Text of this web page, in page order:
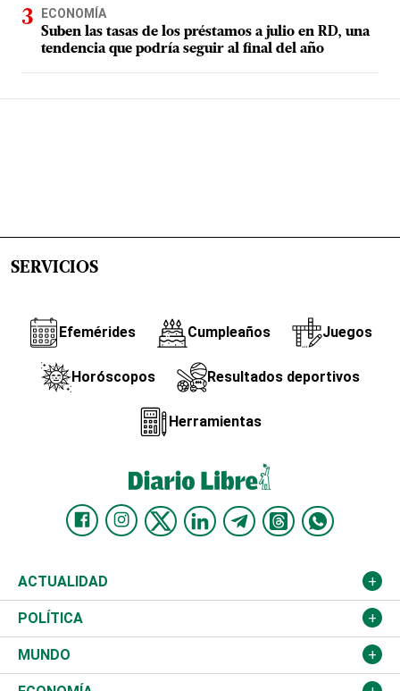
ECONOMÍA
Suben las tasas de los préstamos a julio en RD, una
tendencia que podría seguir al final del año
SERVICIOS
Efemérides Cumpleaños Juegos
Horóscopos Resultados deportivos
Herramientas
ACTUALIDAD
Nacional
Ciudad
POLÍTICA
Partidos
MUNDO